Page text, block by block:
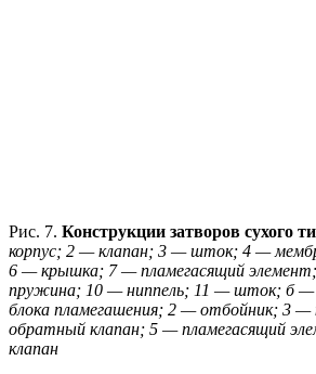
Рис. 7. Конструкции затворов сухого
корпус; 2 — клапан; 3 — шток; 4 —
6 — крышка; 7 — пламегасящий
пружина; 10 — ниппель; 11 — шток; б
блока пламегашения; 2 — отбойник; 3
обратный клапан; 5 — пламегасящий
клапан